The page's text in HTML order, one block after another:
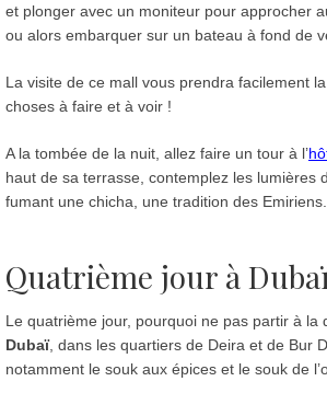
et plonger avec un moniteur pour approcher
ou alors embarquer sur un bateau à fond de
La visite de ce mall vous prendra facilement
choses à faire et à voir !
A la tombée de la nuit, allez faire un tour à l’
haut de sa terrasse, contemplez les lumières
fumant une chicha, une tradition des Emiriens.
Quatrième jour à
Le quatrième jour, pourquoi ne pas partir à la
Dubaï, dans les quartiers de Deira et de Bur
notamment le souk aux épices et le souk de